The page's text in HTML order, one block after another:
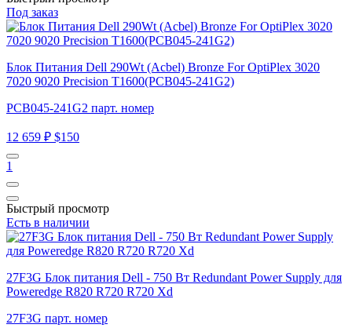
Под заказ
Блок Питания Dell 290Wt (Acbel) Bronze For OptiPlex 3020
7020 9020 Precision T1600(PCB045-241G2)
PCB045-241G2 парт. номер
12 659 ₽ $150
1
Быстрый просмотр
Есть в наличии
27F3G Блок питания Dell - 750 Вт Redundant Power Supply для
Poweredge R820 R720 R720 Xd
27F3G парт. номер